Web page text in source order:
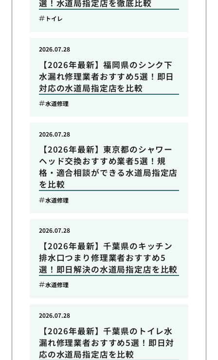
選！水道局指定店を徹底比較
トイレ
【2026年最新】福岡県のシンク下
水漏れ修理業者おすすめ5選！即日
対応の水道局指定店を比較
2026.07.28
水道修理
【2026年最新】東京都のシャワー
ヘッド交換おすすめ業者5選！規
格・適合相談ができる水道局指定店
を比較
2026.07.28
水道修理
【2026年最新】千葉県のキッチン
排水口つまり修理業者おすすめ5
選！即日解決の水道局指定店を比較
2026.07.28
水道修理
【2026年最新】千葉県のトイレ水
漏れ修理業者おすすめ5選！即日対
応の水道局指定店を比較
2026.07.28